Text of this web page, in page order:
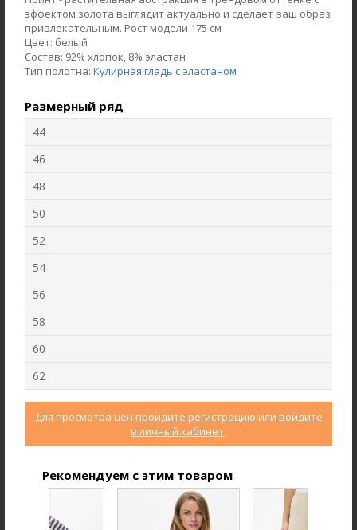
Жакет J1030-L89.6F02
Жаккард
эффектом золота выглядит актуально и сделает ваш образ
привлекательным. Рост модели 175 см
Цвет: белый
Состав: 92% хлопок, 8% эластан
Тип полотна: Кулирная гладь с эластаном
Размерный ряд
44
46
48
50
52
54
56
58
60
62
Для просмотра цен пройдите регистрацию или войдите
в личный кабинет.
Рекомендуем с этим товаром